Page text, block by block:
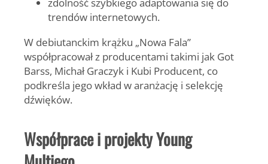
trendów internetowych.
W debiutanckim krążku „Nowa Fala”
współpracował z producentami takimi jak Got
Barss, Michał Graczyk i Kubi Producent, co
podkreśla jego wkład w aranżację i selekcję
dźwięków.
Współprace i projekty Young